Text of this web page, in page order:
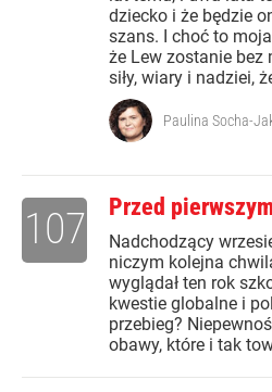
dziecko i że będzie
szans. I choć to
że Lew zostanie bez
siły, wiary i nadziei,
Paulina Socha-
Przed
Nadchodzący
niczym kolejna
wyglądał ten rok
kwestie globalne i
przebieg?
obawy, które i tak
107